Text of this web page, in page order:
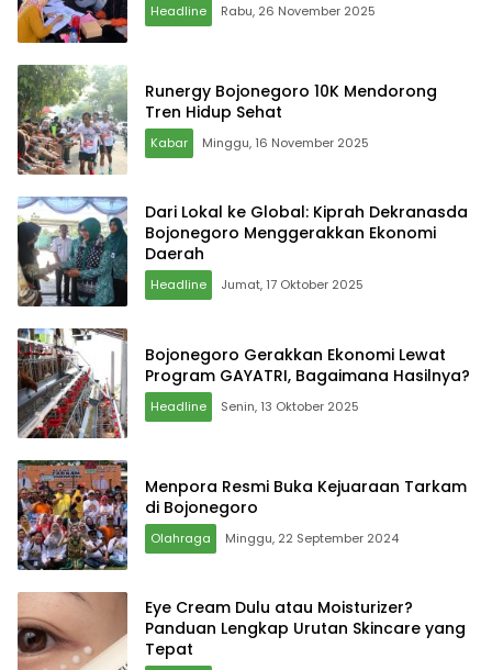
Headline Rabu, 26 November 2025
Runergy Bojonegoro 10K Mendorong
Tren Hidup Sehat
Kabar Minggu, 16 November 2025
Dari Lokal ke Global: Kiprah Dekranasda
Bojonegoro Menggerakkan Ekonomi
Daerah
Headline Jumat, 17 Oktober 2025
Bojonegoro Gerakkan Ekonomi Lewat
Program GAYATRI, Bagaimana Hasilnya?
Headline Senin, 13 Oktober 2025
Menpora Resmi Buka Kejuaraan Tarkam
di Bojonegoro
Olahraga Minggu, 22 September 2024
Eye Cream Dulu atau Moisturizer?
Panduan Lengkap Urutan Skincare yang
Tepat